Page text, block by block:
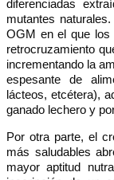
diferenciadas
mutantes
OGM en el que los
retrocruzamiento
incrementando la
espesante de
lácteos, etcétera),
ganado lechero y
Por otra parte, el
más saludables
mayor aptitud